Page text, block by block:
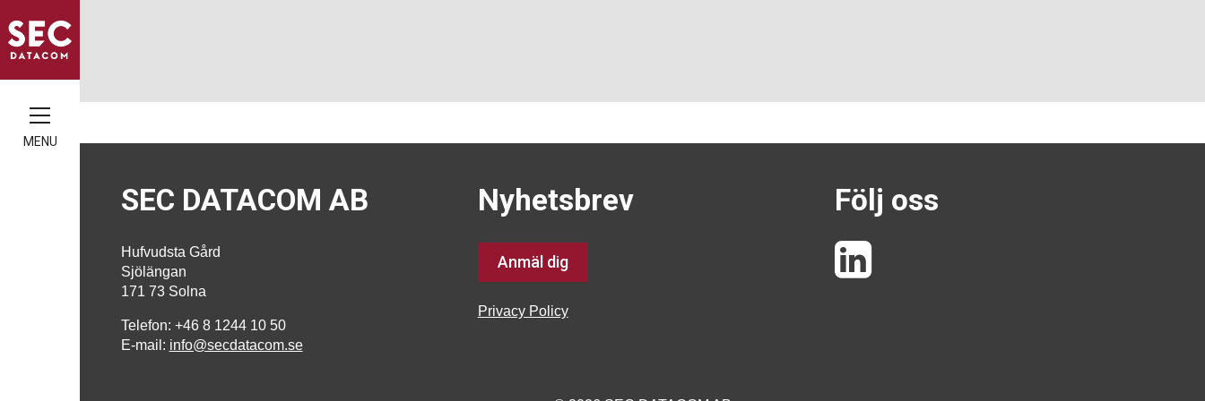
MENU
SEC DATACOM AB
Hufvudsta Gård
Sjölängan
171 73 Solna
Telefon: +46 8 1244 10 50
E-mail: info@secdatacom.se
Nyhetsbrev
Anmäl dig
Privacy Policy
Följ oss